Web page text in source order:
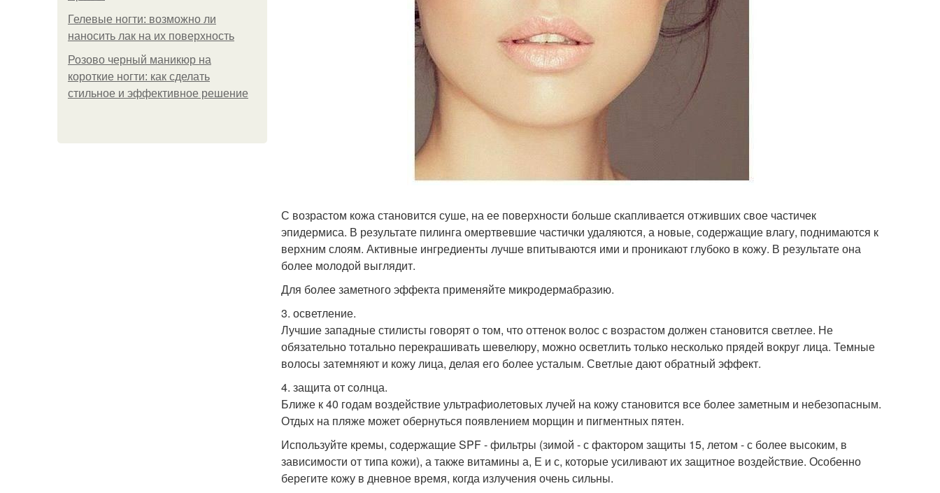
Гелевые ногти: возможно ли
наносить лак на их поверхность
Розово черный маникюр на
короткие ногти: как сделать
стильное и эффективное решение
С возрастом кожа становится суше, на ее поверхности больше скапливается отживших свое частичек
эпидермиса. В результате пилинга омертвевшие частички удаляются, а новые, содержащие влагу, поднимаются к
верхним слоям. Активные ингредиенты лучше впитываются ими и проникают глубоко в кожу. В результате она
более молодой выглядит.
Для более заметного эффекта применяйте микродермабразию.
3. осветление.
Лучшие западные стилисты говорят о том, что оттенок волос с возрастом должен становится светлее. Не
обязательно тотально перекрашивать шевелюру, можно осветлить только несколько прядей вокруг лица. Темные
волосы затемняют и кожу лица, делая его более усталым. Светлые дают обратный эффект.
4. защита от солнца.
Ближе к 40 годам воздействие ультрафиолетовых лучей на кожу становится все более заметным и небезопасным.
Отдых на пляже может обернуться появлением морщин и пигментных пятен.
Используйте кремы, содержащие SPF - фильтры (зимой - с фактором защиты 15, летом - с более высоким, в
зависимости от типа кожи), а также витамины а, Е и с, которые усиливают их защитное воздействие. Особенно
берегите кожу в дневное время, когда излучения очень сильны.